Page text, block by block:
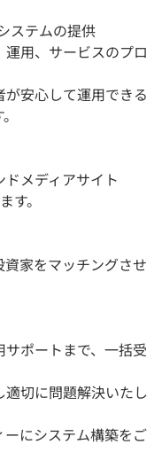
ステムの提供
用、サービスのプロ
安心して運用できる
メディアサイト
す。
家をマッチングさせ
ポートまで、一括受
切に問題解決いたし
にシステム構築をご